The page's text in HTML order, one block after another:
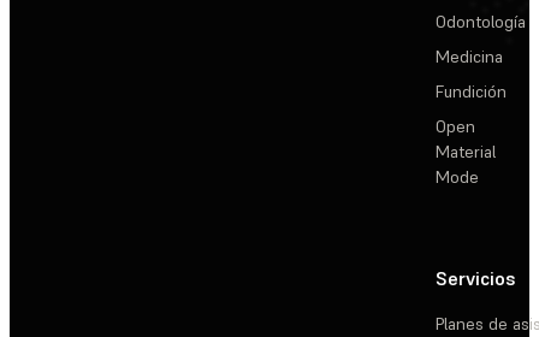
Odontología
Medicina
Fundición
Open
Material
Mode
Servicios
Planes de